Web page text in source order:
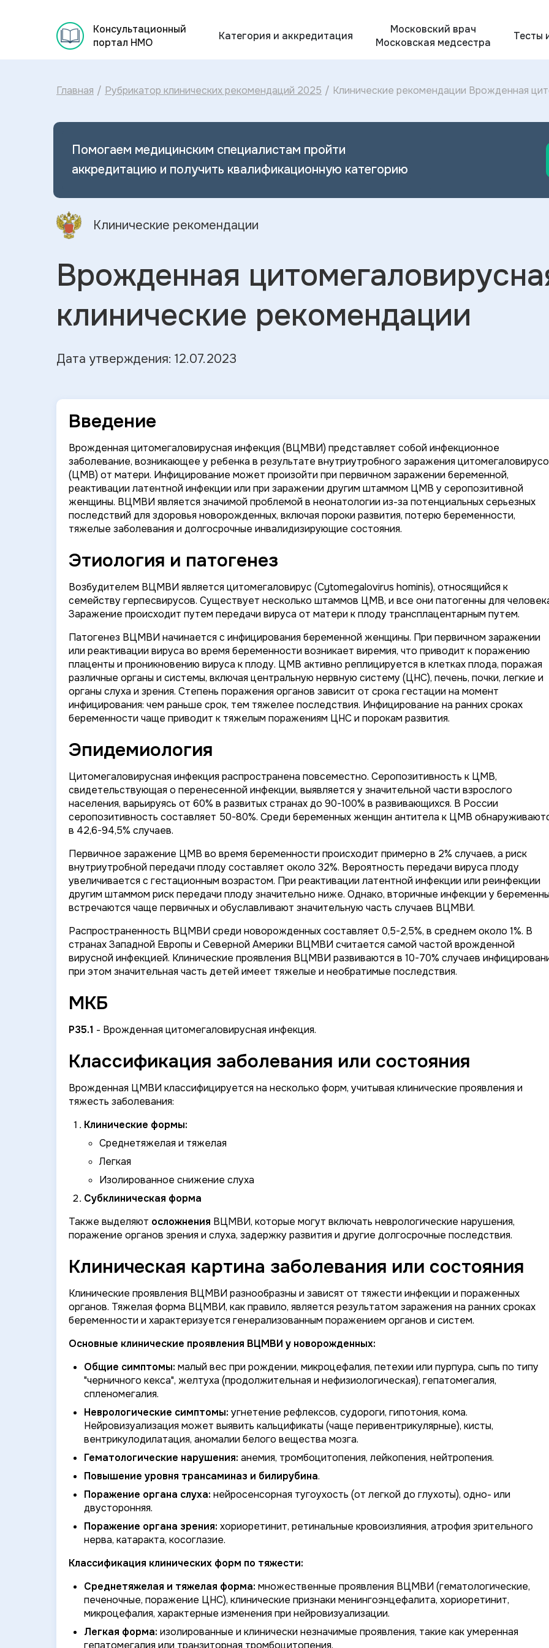
Консультационный
портал НМО
Категория и аккредитация
Московский врач
Московская медсестра
Тесты
Главная / Рубрикатор клинических рекомендаций 2025 / Клинические рекомендации Врожденная
Помогаем медицинским специалистам пройти
аккредитацию и получить квалификационную категорию
Клинические рекомендации
Врожденная
клинические рекомендации
Дата утверждения: 12.07.2023
Введение
Врожденная цитомегаловирусная инфекция (ВЦМВИ) представляет собой инфекционное
заболевание, возникающее у ребенка в результате внутриутробного заражения
(ЦМВ) от матери. Инфицирование может произойти при первичном заражении беременной,
реактивации латентной инфекции или при заражении другим штаммом ЦМВ у серопозитивной
женщины. ВЦМВИ является значимой проблемой в неонатологии из-за потенциальных серьезных
последствий для здоровья новорожденных, включая пороки развития, потерю беременности,
тяжелые заболевания и долгосрочные инвалидизирующие состояния.
Этиология и патогенез
Возбудителем ВЦМВИ является цитомегаловирус (Cytomegalovirus hominis), относящийся к
семейству герпесвирусов. Существует несколько штаммов ЦМВ, и все они патогенны для
Заражение происходит путем передачи вируса от матери к плоду трансплацентарным путем.
Патогенез ВЦМВИ начинается с инфицирования беременной женщины. При первичном заражении
или реактивации вируса во время беременности возникает виремия, что приводит к поражению
плаценты и проникновению вируса к плоду. ЦМВ активно реплицируется в клетках плода, поражая
различные органы и системы, включая центральную нервную систему (ЦНС), печень, почки, легкие и
органы слуха и зрения. Степень поражения органов зависит от срока гестации на момент
инфицирования: чем раньше срок, тем тяжелее последствия. Инфицирование на ранних сроках
беременности чаще приводит к тяжелым поражениям ЦНС и порокам развития.
Эпидемиология
Цитомегаловирусная инфекция распространена повсеместно. Серопозитивность к ЦМВ,
свидетельствующая о перенесенной инфекции, выявляется у значительной части взрослого
населения, варьируясь от 60% в развитых странах до 90-100% в развивающихся. В России
серопозитивность составляет 50-80%. Среди беременных женщин антитела к ЦМВ
в 42,6-94,5% случаев.
Первичное заражение ЦМВ во время беременности происходит примерно в 2% случаев, а риск
внутриутробной передачи плоду составляет около 32%. Вероятность передачи вируса плоду
увеличивается с гестационным возрастом. При реактивации латентной инфекции или реинфекции
другим штаммом риск передачи плоду значительно ниже. Однако, вторичные инфекции у
встречаются чаще первичных и обуславливают значительную часть случаев ВЦМВИ.
Распространенность ВЦМВИ среди новорожденных составляет 0,5-2,5%, в среднем около 1%. В
странах Западной Европы и Северной Америки ВЦМВИ считается самой частой врожденной
вирусной инфекцией. Клинические проявления ВЦМВИ развиваются в 10-70% случаев
при этом значительная часть детей имеет тяжелые и необратимые последствия.
МКБ
Р35.1 - Врожденная цитомегаловирусная инфекция.
Классификация заболевания или состояния
Врожденная ЦМВИ классифицируется на несколько форм, учитывая клинические проявления и
тяжесть заболевания:
Клинические формы:
Среднетяжелая и тяжелая
Легкая
Изолированное снижение слуха
Субклиническая форма
Также выделяют осложнения ВЦМВИ, которые могут включать неврологические нарушения,
поражение органов зрения и слуха, задержку развития и другие долгосрочные последствия.
Клиническая картина заболевания или состояния
Клинические проявления ВЦМВИ разнообразны и зависят от тяжести инфекции и пораженных
органов. Тяжелая форма ВЦМВИ, как правило, является результатом заражения на ранних сроках
беременности и характеризуется генерализованным поражением органов и систем.
Основные клинические проявления ВЦМВИ у новорожденных:
Общие симптомы: малый вес при рождении, микроцефалия, петехии или пурпура, сыпь по типу
"черничного кекса", желтуха (продолжительная и нефизиологическая), гепатомегалия,
спленомегалия.
Неврологические симптомы: угнетение рефлексов, судороги, гипотония, кома.
Нейровизуализация может выявить кальцификаты (чаще перивентрикулярные), кисты,
вентрикулодилатация, аномалии белого вещества мозга.
Гематологические нарушения: анемия, тромбоцитопения, лейкопения, нейтропения.
Повышение уровня трансаминаз и билирубина.
Поражение органа слуха: нейросенсорная тугоухость (от легкой до глухоты), одно- или
двусторонняя.
Поражение органа зрения: хориоретинит, ретинальные кровоизлияния, атрофия зрительного
нерва, катаракта, косоглазие.
Классификация клинических форм по тяжести:
Среднетяжелая и тяжелая форма: множественные проявления ВЦМВИ (гематологические,
печеночные, поражение ЦНС), клинические признаки менингоэнцефалита, хориоретинит,
микроцефалия, характерные изменения при нейровизуализации.
Легкая форма: изолированные и клинически незначимые проявления, такие как умеренная
гепатомегалия или транзиторная тромбоцитопения.